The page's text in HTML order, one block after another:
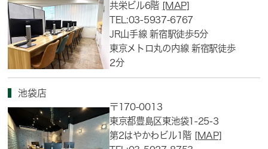
共栄ビル6階 [MAP]
TEL:03-5937-6767
JR山手線 新宿駅徒歩5分
東京メトロ丸の内線 新宿駅徒歩
2分
池袋店
〒170-0013
東京都豊島区東池袋1-25-3
第2はやかわビル1階 [MAP]